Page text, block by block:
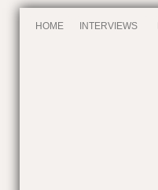
HOME INTERVIEWS